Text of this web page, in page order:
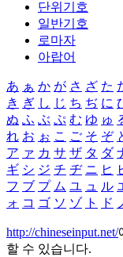
단위기호
일반기호
로마자
아랍어
あ ぁ か が さ ざ た
き ぎ し じ ち ぢ に
ぬ ふ ぶ ぷ む ゆ ゅ
れ お ぉ こ ご そ ぞ
ア ァ カ サ ザ タ ダ
ギ シ ジ チ ヂ ニ ヒ
フ ブ プ ム ユ ュ ル
ォ コ ゴ ソ ゾ ト ド
http://chineseinput.net/
할 수 있습니다.